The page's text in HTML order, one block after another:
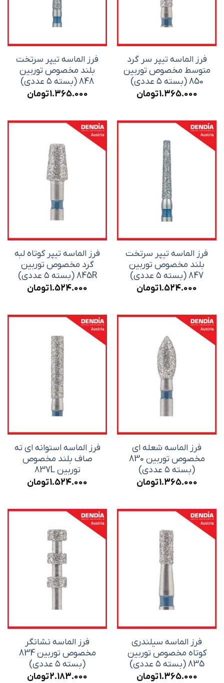
فرز الماسه تیپر سر گرد
متوسط مخصوص توربین
850 (بسته ۵ عددی)
1.365.000تومان
فرز الماسه تیپر سرتخت
بلند مخصوص توربین
848 (بسته ۵ عددی)
1.365.000تومان
فرز الماسه تیپر سرتخت
بلند مخصوص توربین
847 (بسته ۵ عددی)
1.524.000تومان
فرز الماسه تیپر کوتاه لبه
گرد مخصوص توربین
845R (بسته ۵ عددی)
1.524.000تومان
فرز الماسه شعله ای
مخصوص توربین 830
(بسته ۵ عددی)
1.365.000تومان
فرز الماسه استوانه ای ته
صاف بلند مخصوص
توربین 837L
1.524.000تومان
فرز الماسه سیلندری
کوتاه مخصوص توربین
835 (بسته ۵ عددی)
1.365.000تومان
فرز الماسه نشانگر
مخصوص توربین 834
(بسته ۵ عددی)
2.183.000تومان